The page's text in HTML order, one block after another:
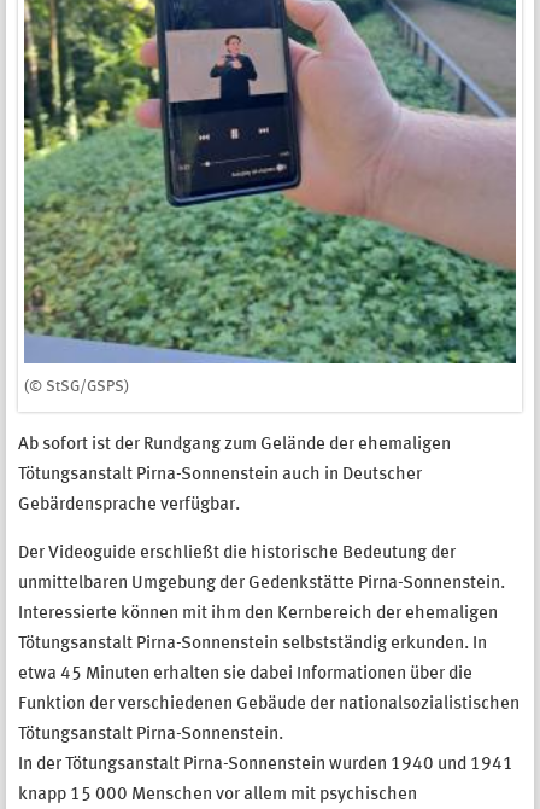
(© StSG/GSPS)
Ab sofort ist der Rundgang zum Gelände der ehemaligen
Tötungsanstalt Pirna-Sonnenstein auch in Deutscher
Gebärdensprache verfügbar.
Der Videoguide erschließt die historische Bedeutung der
unmittelbaren Umgebung der Gedenkstätte Pirna-Sonnenstein.
Interessierte können mit ihm den Kernbereich der ehemaligen
Tötungsanstalt Pirna-Sonnenstein selbstständig erkunden. In
etwa 45 Minuten erhalten sie dabei Informationen über die
Funktion der verschiedenen Gebäude der nationalsozialistischen
Tötungsanstalt Pirna-Sonnenstein.
In der Tötungsanstalt Pirna-Sonnenstein wurden 1940 und 1941
knapp 15 000 Menschen vor allem mit psychischen